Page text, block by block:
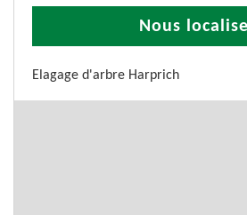
Nous
Elagage d'arbre Harprich